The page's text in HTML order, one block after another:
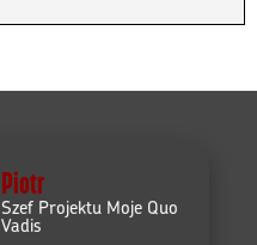
Piotr
Szef Projektu Moje Quo
Vadis